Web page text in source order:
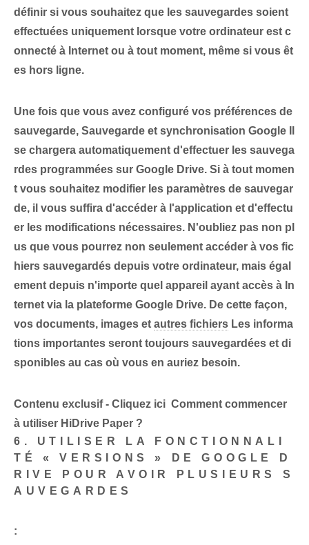
définir si vous souhaitez que les sauvegardes soient
effectuées uniquement lorsque votre ordinateur est c
onnecté à Internet ou à tout moment, même si vous êt
es hors ligne.
Une fois que vous avez configuré vos préférences de
sauvegarde, Sauvegarde et synchronisation Google⁢
se chargera automatiquement d'effectuer les sauvega
rdes programmées sur Google Drive. Si à tout momen
t vous souhaitez modifier les paramètres de sauvegar
de, il vous suffira d'accéder à l'application et d'effectu
er les modifications nécessaires. N'oubliez pas non pl
us que vous pourrez non seulement accéder à vos fic
hiers sauvegardés depuis votre ordinateur, mais égal
ement depuis n'importe quel appareil ayant accès à In
ternet via la plateforme Google Drive. De cette façon,
vos documents, images et autres fichiers Les informa
tions importantes seront toujours sauvegardées et di
sponibles au cas où vous en auriez besoin.
Contenu exclusif - Cliquez ici Comment commencer
à utiliser HiDrive Paper ?
6. UTILISER LA FONCTIONNALI
TÉ « VERSIONS » DE GOOGLE D
RIVE POUR AVOIR PLUSIEURS S
AUVEGARDES
: